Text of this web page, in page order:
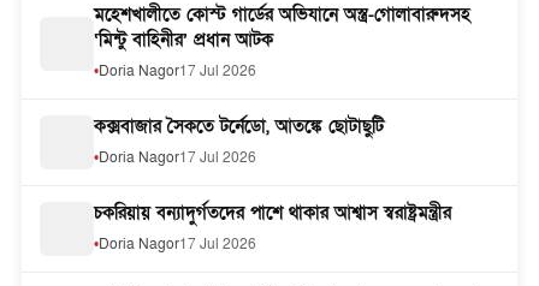
মহেশখালীতে কোস্ট গার্ডের অভিযানে অস্ত্র-গোলাবারুদসহ
‘মিন্টু বাহিনীর’ প্রধান আটক
Doria Nagor17 Jul 2026
কক্সবাজার সৈকতে টর্নেডো, আতঙ্কে ছোটাছুটি
Doria Nagor17 Jul 2026
চকরিয়ায় বন্যাদুর্গতদের পাশে থাকার আশ্বাস স্বরাষ্ট্রমন্ত্রীর
Doria Nagor17 Jul 2026